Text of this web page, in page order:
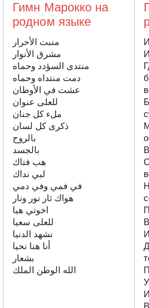
Гимн Марокко на
родном языке
منبت الأحرار
مشرق الأنوار
منتدى السؤدد وحماه
دمت منتداه وحماه
عشت في الأوطان
للعلى عنوان
ملء كل جنان
ذكرى كل لسان
بالروح
بالجسد
هب فتاك
لبي نداك
في فمي وفي دمي
هواك ثار نور ونار
اخوتي هيا
للعلى سعيا
نشهد الدنيا
أنا هنا نحيا
بشعار
الله الوطن الملك